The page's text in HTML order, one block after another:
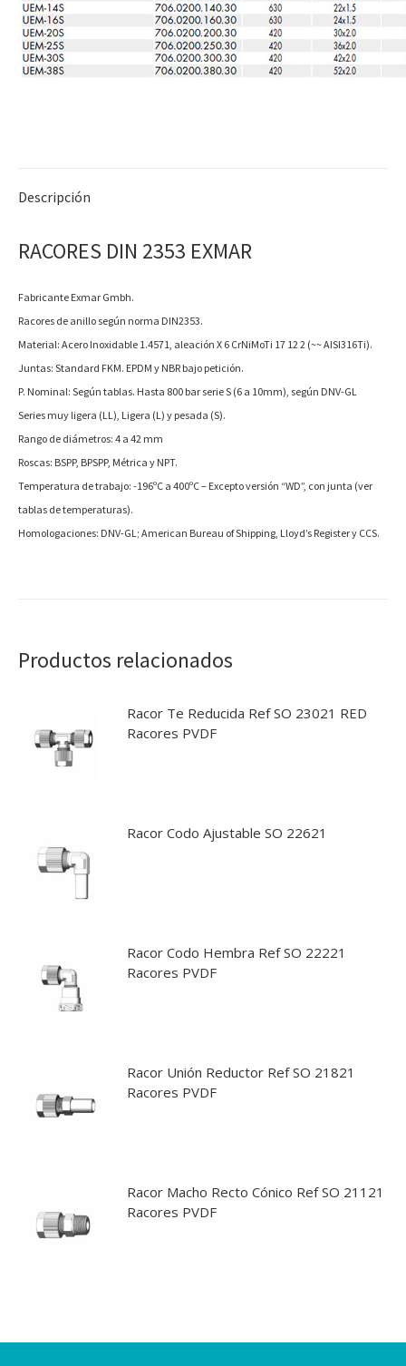
Descripción
RACORES DIN 2353 EXMAR
Fabricante Exmar Gmbh.
Racores de anillo según norma DIN2353.
Material: Acero Inoxidable 1.4571, aleación X 6 CrNiMoTi 17 12 2 (~~ AISI316Ti).
Juntas: Standard FKM. EPDM y NBR bajo petición.
P. Nominal: Según tablas. Hasta 800 bar serie S (6 a 10mm), según DNV-GL
Series muy ligera (LL), Ligera (L) y pesada (S).
Rango de diámetros: 4 a 42 mm
Roscas: BSPP, BPSPP, Métrica y NPT.
Temperatura de trabajo: -196ºC a 400ºC – Excepto versión “WD”, con junta (ver
tablas de temperaturas).
Homologaciones: DNV-GL; American Bureau of Shipping, Lloyd’s Register y CCS.
Productos relacionados
Racor Te Reducida Ref SO 23021 RED
Racores PVDF
Racor Codo Ajustable SO 22621
Racor Codo Hembra Ref SO 22221
Racores PVDF
Racor Unión Reductor Ref SO 21821
Racores PVDF
Racor Macho Recto Cónico Ref SO 21121
Racores PVDF